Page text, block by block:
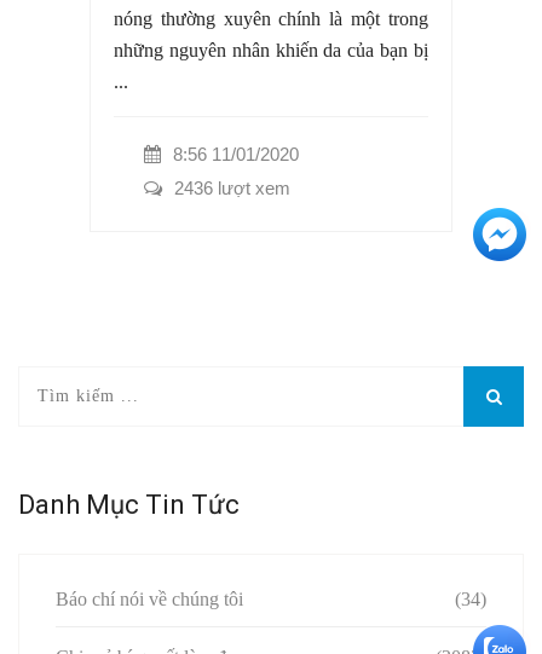
nóng thường xuyên chính là một trong
những nguyên nhân khiến da của bạn bị
...
8:56 11/01/2020
2436 lượt xem
Danh Mục Tin Tức
Báo chí nói về chúng tôi (34)
+3
+5